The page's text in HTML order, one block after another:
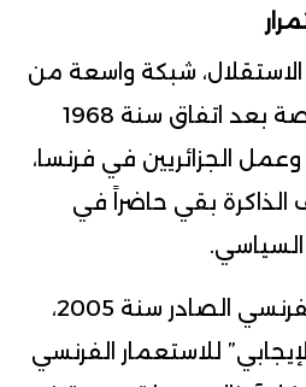
الاستقلال، شبكة واسعة من
المصالح المشتركة، خاصة بعد اتفاق سنة 1968
الجزائريين في فرنسا،
الذاكرة بقي حاضراً في
كما استحضر القانون الفرنسي الصادر سنة 2005،
للاستعمار الفرنسي